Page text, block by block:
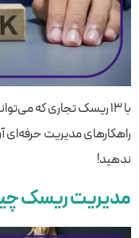
با ۱۳ ریسک تجاری که
راهکارهای مدیریت حرفه‌ای
ندهید!
مدیریت ریسک